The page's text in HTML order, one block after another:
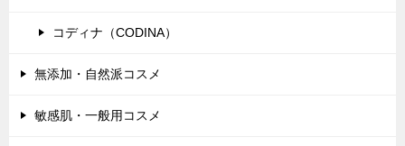
コディナ（CODINA）
無添加・自然派コスメ
敏感肌・一般用コスメ